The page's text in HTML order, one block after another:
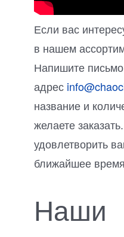
Если вас
в нашем
Напишите
адрес
название и
желаете
удовлетворить
ближайшее
Наши